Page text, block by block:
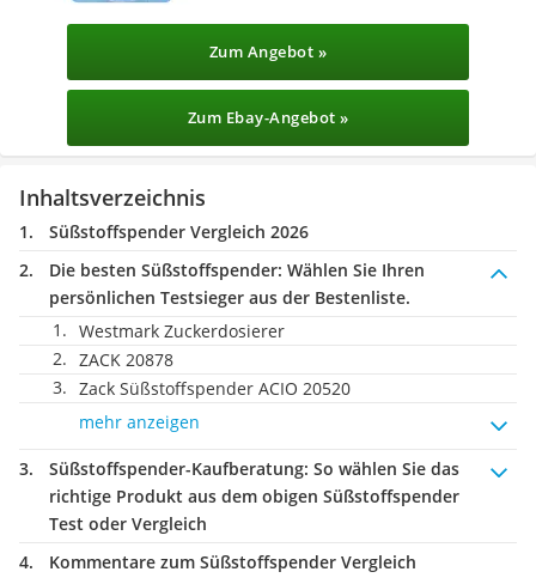
Zum Angebot »
Zum Ebay-Angebot »
Inhaltsverzeichnis
Süßstoffspender Vergleich 2026
Die besten Süßstoffspender: Wählen Sie Ihren
persönlichen Testsieger aus der Bestenliste.
Westmark Zuckerdosierer
ZACK 20878
Zack Süßstoffspender ACIO 20520
mehr anzeigen
Süßstoffspender-Kaufberatung: So wählen Sie das
richtige Produkt aus dem obigen Süßstoffspender
Test oder Vergleich
Kommentare zum Süßstoffspender Vergleich